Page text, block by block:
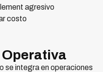
agresivo
costo
se integra en operaciones